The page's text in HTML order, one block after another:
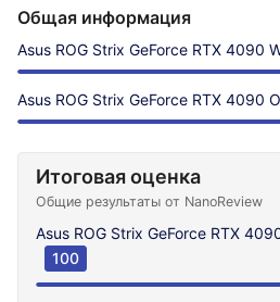
Общая информация
Asus ROG Strix GeForce RTX 4090
Asus ROG Strix GeForce RTX 4090
Итоговая оценка
Общие результаты от NanoReview
Asus ROG Strix GeForce RTX
100